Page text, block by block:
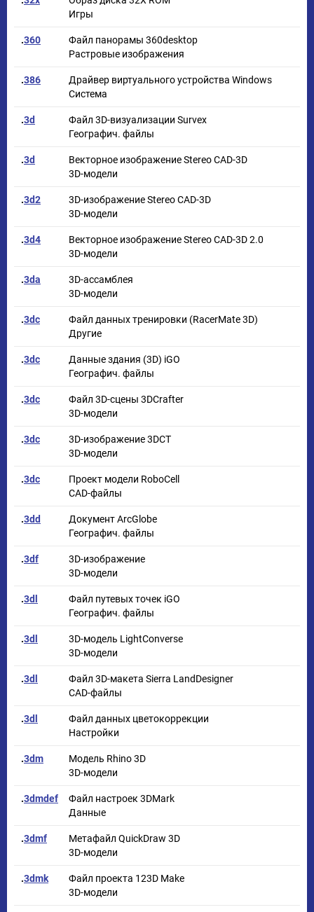
Игры
.360
Файл панорамы 360desktop
Растровые изображения
.386
Драйвер виртуального устройства Windows
Система
.3d
Файл 3D-визуализации Survex
Географич. файлы
.3d
Векторное изображение Stereo CAD-3D
3D-модели
.3d2
3D-изображение Stereo CAD-3D
3D-модели
.3d4
Векторное изображение Stereo CAD-3D 2.0
3D-модели
.3da
3D-ассамблея
3D-модели
.3dc
Файл данных тренировки (RacerMate 3D)
Другие
.3dc
Данные здания (3D) iGO
Географич. файлы
.3dc
Файл 3D-сцены 3DCrafter
3D-модели
.3dc
3D-изображение 3DCT
3D-модели
.3dc
Проект модели RoboCell
CAD-файлы
.3dd
Документ ArcGlobe
Географич. файлы
.3df
3D-изображение
3D-модели
.3dl
Файл путевых точек iGO
Географич. файлы
.3dl
3D-модель LightConverse
3D-модели
.3dl
Файл 3D-макета Sierra LandDesigner
CAD-файлы
.3dl
Файл данных цветокоррекции
Настройки
.3dm
Модель Rhino 3D
3D-модели
.3dmdef
Файл настроек 3DMark
Данные
.3dmf
Метафайл QuickDraw 3D
3D-модели
.3dmk
Файл проекта 123D Make
3D-модели